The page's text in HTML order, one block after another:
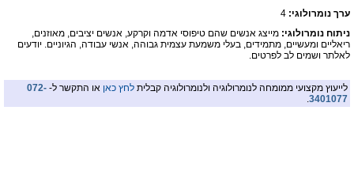
פייסבוק
ערך נומרולוגי: 4
ניתוח נומרולוגי: מייצג אנשים שהם טיפוסי אדמה וקרקע, אנשים יציבים, מאוזנים,
ריאליים ומעשיים, מתמידים, בעלי משמעת עצמית גבוהה, אנשי עבודה, הגיוניים. יודעים
לאלתר ושמים לב לפרטים.
לייעוץ מקצועי ממומחה לנומרולוגיה ולנומרולוגיה קבלית לחץ כאן או התקשר ל- 072-
3401077
.